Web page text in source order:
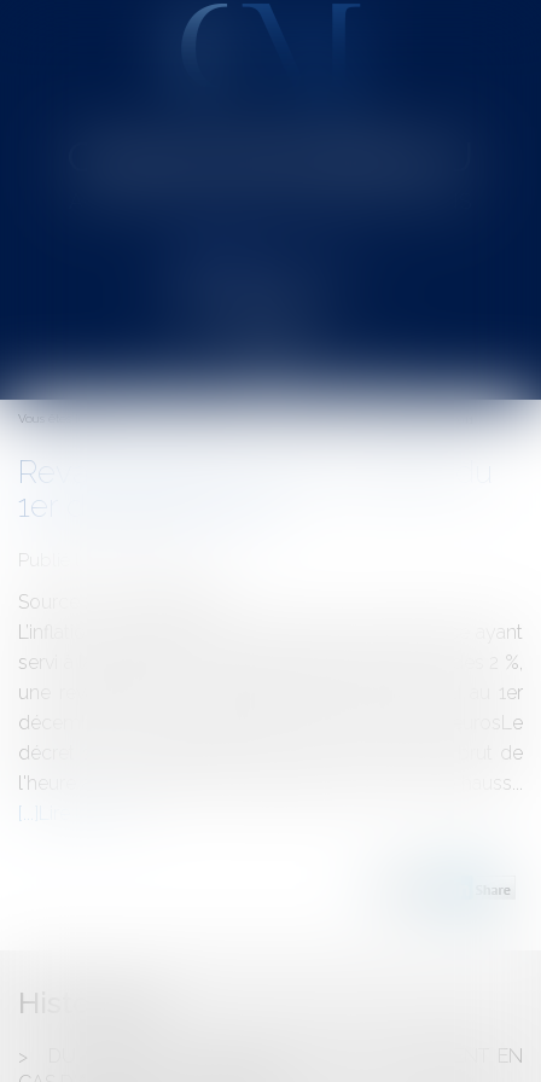
Ouvrir
le
Vous êtes ici :
Revalorisation du Smic à partir du
1er décembre 2011
Publié le :
Source :
L’inflation, par rapport au dernier indice de référence ayant
servi à la fixation du Smic, ayant dépassé la barre des 2 %,
une revalorisation automatique du Smic aura lieu au 1er
décembre 2011.Le SMIC horaire brut passe à 9,19 eurosLe
décret sur la revalorisation du Smic à 9,19 euros brut de
l'heure à compter du 1er décembre 2011, soit une hauss...
Historique
DU SORT DE L'OBLIGATION DE RECLASSEMENT EN